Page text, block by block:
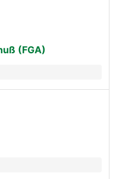
(FGA)